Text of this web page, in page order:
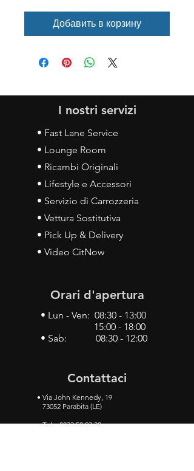
Добавить в корзину
I nostri servizi
• Fast Lane Service
• Lounge Room
• Ricambi Originali
• Lifestyle e Accessori
• Servizio di Carrozzeria
• Vettura Sostitutiva
• Pick Up & Delivery
• Video CitNow
Orari d'apertura
• Lun - Ven: 08:30 - 13:00
15:00 - 18:00
• Sab: 08:30 - 12:00
Contattaci
• Via John Kennedy, 19
73052 Parabita (LE)
• Tel:0833 50 93 30